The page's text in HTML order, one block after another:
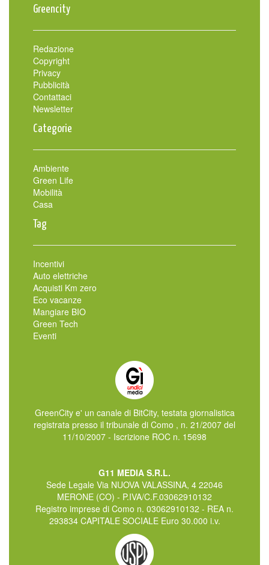
Greencity
Redazione
Copyright
Privacy
Pubblicità
Contattaci
Newsletter
Categorie
Ambiente
Green Life
Mobilità
Casa
Tag
Incentivi
Auto elettriche
Acquisti Km zero
Eco vacanze
Mangiare BIO
Green Tech
Eventi
GreenCity e' un canale di BitCity, testata giornalistica
registrata presso il tribunale di Como , n. 21/2007 del
11/10/2007 - Iscrizione ROC n. 15698
G11 MEDIA S.R.L.
Sede Legale Via NUOVA VALASSINA, 4 22046
MERONE (CO) - P.IVA/C.F.03062910132
Registro imprese di Como n. 03062910132 - REA n.
293834 CAPITALE SOCIALE Euro 30.000 i.v.